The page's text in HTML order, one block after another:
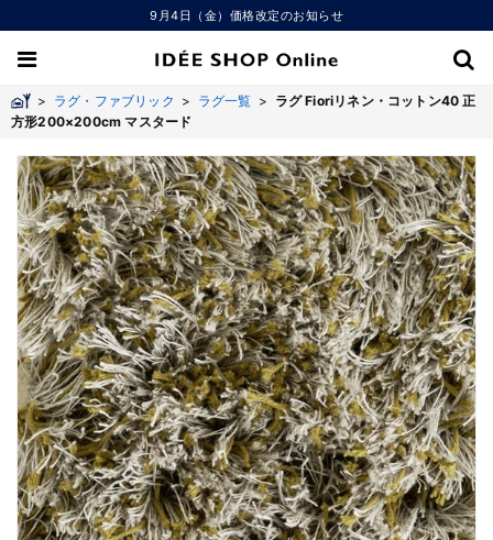
9月4日（金）価格改定のお知らせ
> ラグ・ファブリック > ラグ一覧 > ラグ Fioriリネン・コットン40 正
方形200×200cm マスタード